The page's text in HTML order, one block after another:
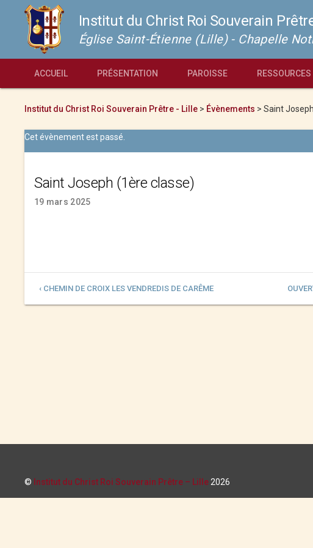
Institut du Christ Roi Souverain
Église Saint-Étienne (Lille) - Chapelle
ACCUEIL PRÉSENTATION PAROISSE RESSOURCES
Institut du Christ Roi Souverain Prêtre - Lille > Évènements > Saint
Cet évènement est passé.
Saint Joseph (1ère classe)
19 mars 2025
‹ CHEMIN DE CROIX LES VENDREDIS DE CARÊME
© Institut du Christ Roi Souverain Prêtre – Lille 2026